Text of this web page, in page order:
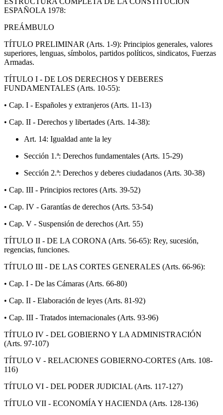
ESPAÑOLA 1978:
PREÁMBULO
TÍTULO PRELIMINAR (Arts. 1-9): Principios generales, valores
superiores, lenguas, símbolos, partidos políticos, sindicatos, Fuerzas
Armadas.
TÍTULO I - DE LOS DERECHOS Y DEBERES
FUNDAMENTALES (Arts. 10-55):
• Cap. I - Españoles y extranjeros (Arts. 11-13)
• Cap. II - Derechos y libertades (Arts. 14-38):
Art. 14: Igualdad ante la ley
Sección 1.ª: Derechos fundamentales (Arts. 15-29)
Sección 2.ª: Derechos y deberes ciudadanos (Arts. 30-38)
• Cap. III - Principios rectores (Arts. 39-52)
• Cap. IV - Garantías de derechos (Arts. 53-54)
• Cap. V - Suspensión de derechos (Art. 55)
TÍTULO II - DE LA CORONA (Arts. 56-65): Rey, sucesión,
regencias, funciones.
TÍTULO III - DE LAS CORTES GENERALES (Arts. 66-96):
• Cap. I - De las Cámaras (Arts. 66-80)
• Cap. II - Elaboración de leyes (Arts. 81-92)
• Cap. III - Tratados internacionales (Arts. 93-96)
TÍTULO IV - DEL GOBIERNO Y LA ADMINISTRACIÓN
(Arts. 97-107)
TÍTULO V - RELACIONES GOBIERNO-CORTES (Arts. 108-
116)
TÍTULO VI - DEL PODER JUDICIAL (Arts. 117-127)
TÍTULO VII - ECONOMÍA Y HACIENDA (Arts. 128-136)